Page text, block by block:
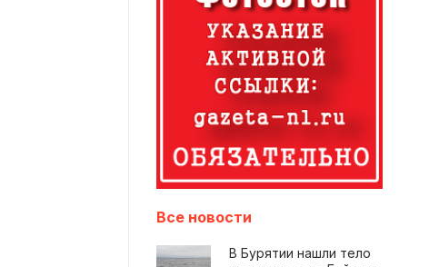
Все новости
В Бурятии нашли тело